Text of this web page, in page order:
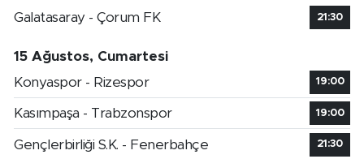
Galatasaray - Çorum FK
21:30
15 Ağustos, Cumartesi
Konyaspor - Rizespor
19:00
Kasımpaşa - Trabzonspor 19:00
Gençlerbirliği S.K. - Fenerbahçe 21:30